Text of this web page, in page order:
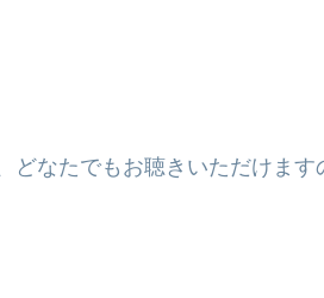
なたでもお聴きいただけま